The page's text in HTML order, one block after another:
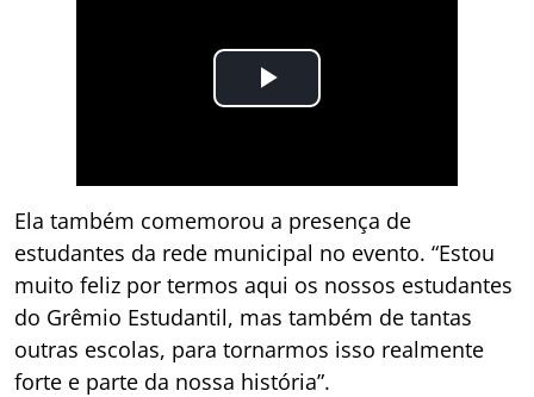
Ela também comemorou a presença de
estudantes da rede municipal no evento. “Estou
muito feliz por termos aqui os nossos estudantes
do Grêmio Estudantil, mas também de tantas
outras escolas, para tornarmos isso realmente
forte e parte da nossa história”.